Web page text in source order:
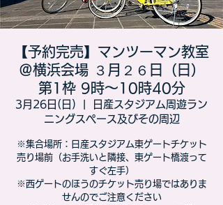
【予約完売】マンツーマン教室
＠横浜会場 ３月２６日（日）
第1枠 9時～10時40分
3月26日(日)
日産スタジアム周遊ラン
ニングスペース及びその周辺
※集合場所：日産スタジアム東ゲートチケット
売り場前（お手洗いと隣接、東ゲート橋渡って
すぐ左手）
※西ゲートのほうのチケット売り場ではありま
せんのでご注意ください